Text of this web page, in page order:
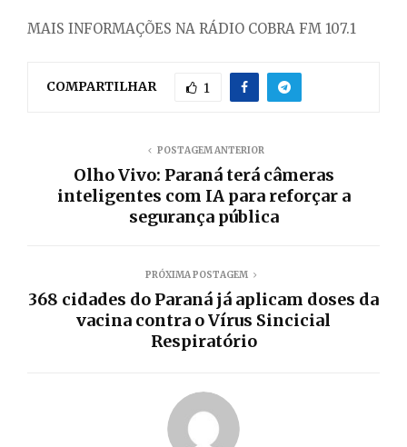
MAIS INFORMAÇÕES NA RÁDIO COBRA FM 107.1
COMPARTILHAR 1
POSTAGEM ANTERIOR
Olho Vivo: Paraná terá câmeras
inteligentes com IA para reforçar a
segurança pública
PRÓXIMA POSTAGEM
368 cidades do Paraná já aplicam doses da
vacina contra o Vírus Sincicial
Respiratório